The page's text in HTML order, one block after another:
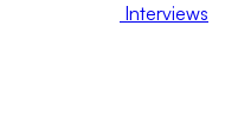
Interviews